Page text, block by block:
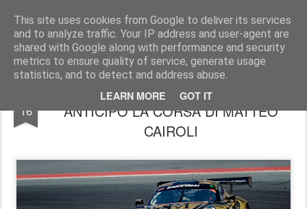
This site uses cookies from Google to deliver its services
and to analyze traffic. Your IP address and user-agent are
shared with Google along with performance and security
metrics to ensure quality of service, generate usage
statistics, and to detect and address abuse.
LEARN MORE GOT IT
AutoMotoCorse. Motorsport Random News 280912
16
24H DI DUBAI, SI CONCLUDE IN
ANTICIPO LA CORSA DI MATTEO
CAIROLI